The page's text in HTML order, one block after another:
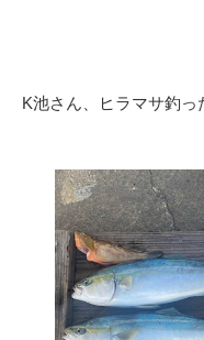
K池さん、ヒラマサ釣っ